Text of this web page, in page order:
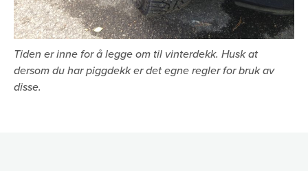
Tiden er inne for å legge om til vinterdekk. Husk at
dersom du har piggdekk er det egne regler for bruk av
disse.